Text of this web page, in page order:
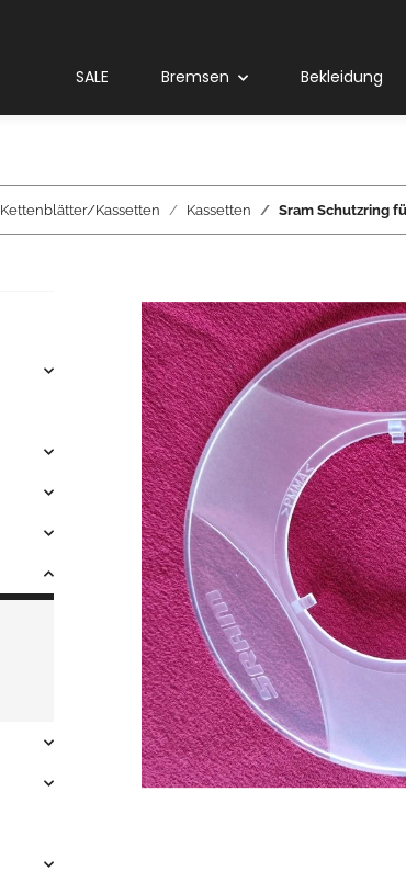
SALE Bremsen Bekleidung
Kettenblätter/Kassetten Kassetten Sram Schutzring